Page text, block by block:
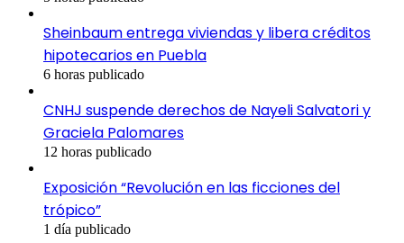
Sheinbaum entrega viviendas y libera créditos
hipotecarios en Puebla
6 horas publicado
CNHJ suspende derechos de Nayeli Salvatori y
Graciela Palomares
12 horas publicado
Exposición “Revolución en las ficciones del
trópico”
1 día publicado